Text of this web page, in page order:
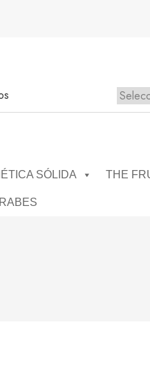
SÓLIDA THE